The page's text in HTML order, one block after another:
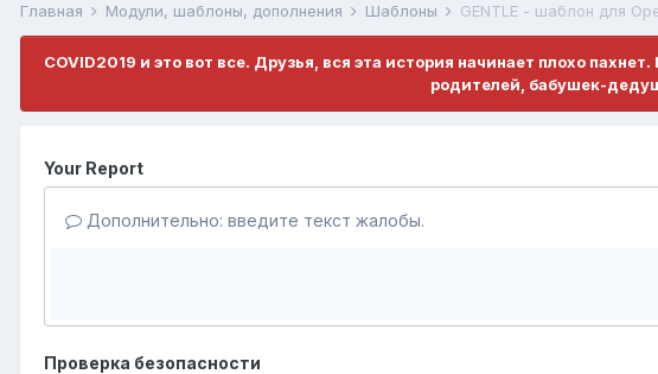
Главная Модули, шаблоны, дополнения Шаблоны GENTLE - шаблон для
COVID2019 и это вот все. Друзья, вся эта история начинает плохо
родителей, бабушек-
Your Report
Дополнительно: введите текст жалобы.
Проверка безопасности